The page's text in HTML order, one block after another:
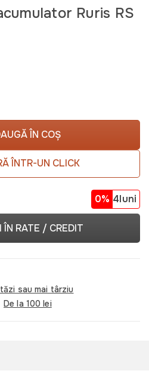
Ruris RS
ÎN COȘ
ÎNTR-UN CLICK
0% 4luni
ÎN RATE / CREDIT
sau mai târziu
De la 100 lei